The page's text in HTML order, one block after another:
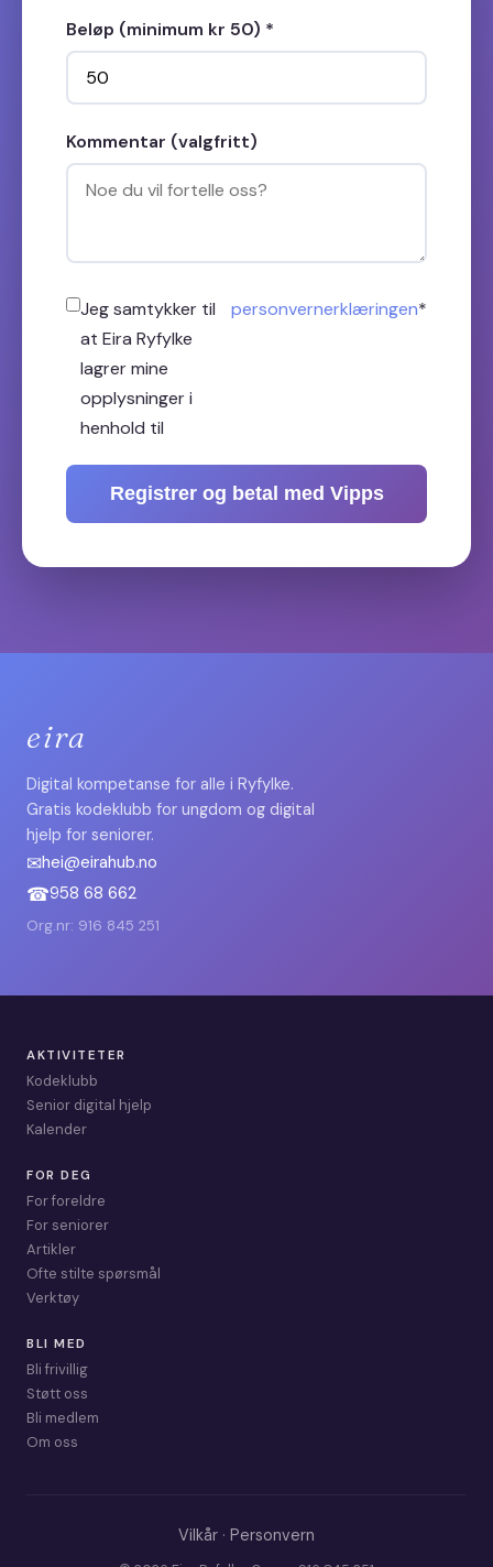
Beløp (minimum kr 50) *
Kommentar (valgfritt)
Jeg samtykker til
at Eira Ryfylke
lagrer mine
opplysninger i
henhold til
personvernerklæringen*
Registrer og betal med Vipps
eira
Digital kompetanse for alle i Ryfylke.
Gratis kodeklubb for ungdom og digital
hjelp for seniorer.
✉hei@eirahub.no
☎958 68 662
Org.nr: 916 845 251
AKTIVITETER
Kodeklubb
Senior digital hjelp
Kalender
FOR DEG
For foreldre
For seniorer
Artikler
Ofte stilte spørsmål
Verktøy
BLI MED
Bli frivillig
Støtt oss
Bli medlem
Om oss
Vilkår · Personvern